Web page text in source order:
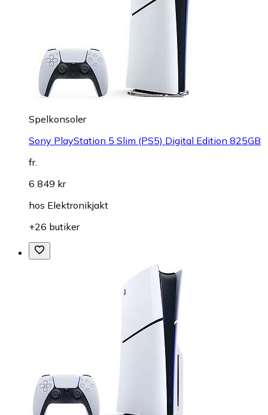
Spelkonsoler
Sony PlayStation 5 Slim (PS5) Digital Edition 825GB
fr.
6 849 kr
hos Elektronikjakt
+26 butiker